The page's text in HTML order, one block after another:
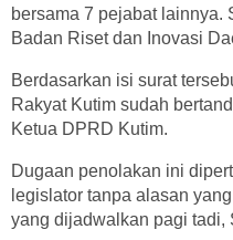
bersama 7 pejabat lainnya.
Badan Riset dan Inovasi
Berdasarkan isi surat
Rakyat Kutim sudah
Ketua DPRD Kutim.
Dugaan penolakan ini
legislator tanpa alasan
yang dijadwalkan pagi tadi,